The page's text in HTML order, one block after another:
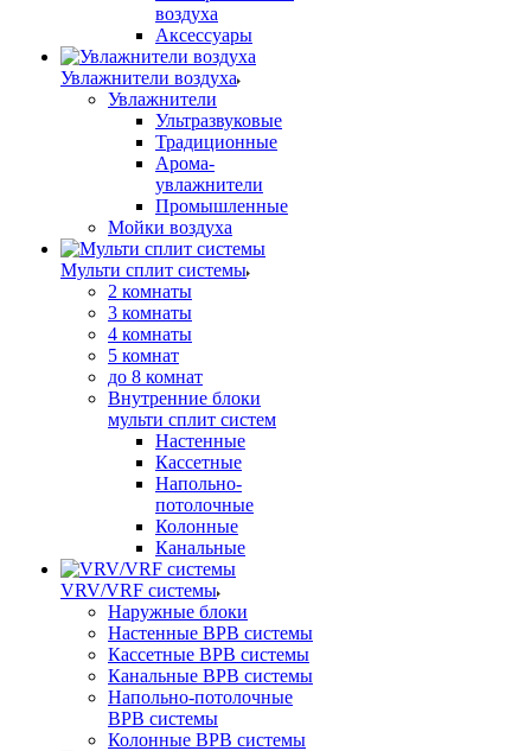
воздуха
Аксессуары
Увлажнители воздуха
Увлажнители
Ультразвуковые
Традиционные
Арома-
увлажнители
Промышленные
Мойки воздуха
Мульти сплит системы
2 комнаты
3 комнаты
4 комнаты
5 комнат
до 8 комнат
Внутренние блоки
мульти сплит систем
Настенные
Кассетные
Напольно-
потолочные
Колонные
Канальные
VRV/VRF системы
Наружные блоки
Настенные ВРВ системы
Кассетные ВРВ системы
Канальные ВРВ системы
Напольно-потолочные
ВРВ системы
Колонные ВРВ системы